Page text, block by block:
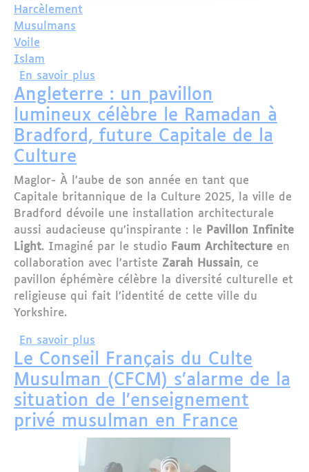
Harcèlement
Musulmans
Voile
Islam
En savoir plus
Angleterre : un pavillon
lumineux célèbre le Ramadan à
Bradford, future Capitale de la
Culture
Maglor- À l’aube de son année en tant que
Capitale britannique de la Culture 2025, la ville de
Bradford dévoile une installation architecturale
aussi audacieuse qu’inspirante : le
Pavillon Infinite
Light. Imaginé par le studio Faum Architecture en
collaboration avec l’artiste Zarah Hussain, ce
pavillon éphémère célèbre la diversité culturelle et
religieuse qui fait l’identité de cette ville du
Yorkshire.
En savoir plus
Le Conseil Français du Culte
Musulman (CFCM) s’alarme de la
situation de l’enseignement
privé musulman en France